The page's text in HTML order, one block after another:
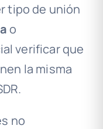
tipo de unión
o
verificar que
la misma
no